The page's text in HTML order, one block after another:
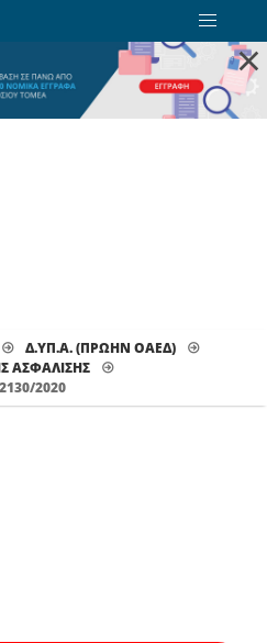
×
Δ.ΥΠ.Α. (ΠΡΩΗΝ ΟΑΕΔ)
ΑΣΦΑΛΙΣΗΣ
2020